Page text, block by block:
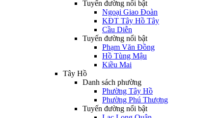
Tuyến đường nổi bật
Ngoại Giao Đoàn
KĐT Tây Hồ Tây
Cầu Diễn
Tuyến đường nổi bật
Phạm Văn Đồng
Hồ Tùng Mậu
Kiều Mai
Tây Hồ
Danh sách phường
Phường Tây Hồ
Phường Phú Thượng
Tuyến đường nổi bật